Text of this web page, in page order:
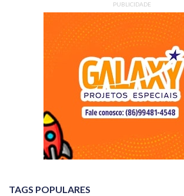
PUBLICIDADE
TAGS POPULARES